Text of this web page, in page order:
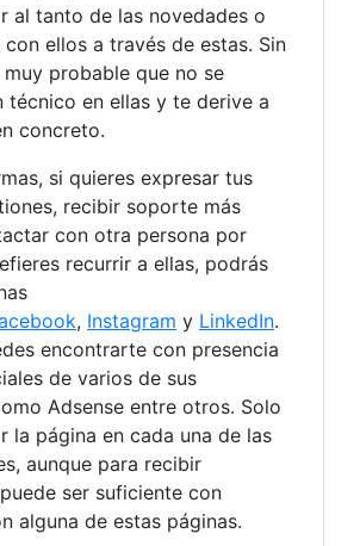
al tanto de las novedades o
ellos a través de estas. Sin
probable que no se
técnico en ellas y te derive a
concreto.
si quieres expresar tus
recibir soporte más
con otra persona por
recurrir a ellas, podrás
, Instagram y LinkedIn.
encontrarte con presencia
de varios de sus
Adsense entre otros. Solo
la página en cada una de las
aunque para recibir
ser suficiente con
alguna de estas páginas.